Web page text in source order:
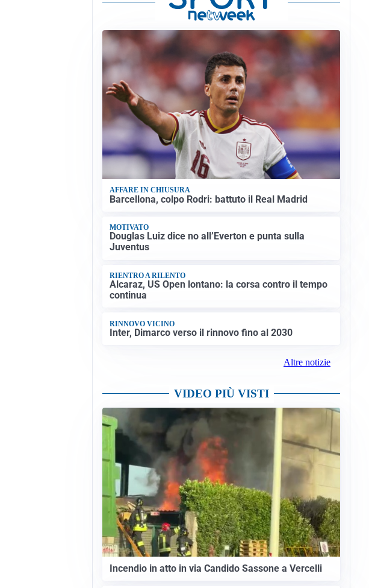
AFFARE IN CHIUSURA
Barcellona, colpo Rodri: battuto il Real Madrid
MOTIVATO
Douglas Luiz dice no all’Everton e punta sulla
Juventus
RIENTRO A RILENTO
Alcaraz, US Open lontano: la corsa contro il tempo
continua
RINNOVO VICINO
Inter, Dimarco verso il rinnovo fino al 2030
Altre notizie
VIDEO PIÙ VISTI
Incendio in atto in via Candido Sassone a Vercelli